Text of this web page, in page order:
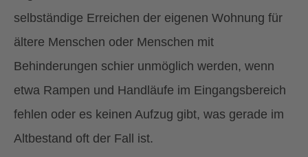
selbständige Erreichen der eigenen Wohnung für
ältere Menschen oder Menschen mit
Behinderungen schier unmöglich werden, wenn
etwa Rampen und Handläufe im Eingangsbereich
fehlen oder es keinen Aufzug gibt, was gerade im
Altbestand oft der Fall ist.